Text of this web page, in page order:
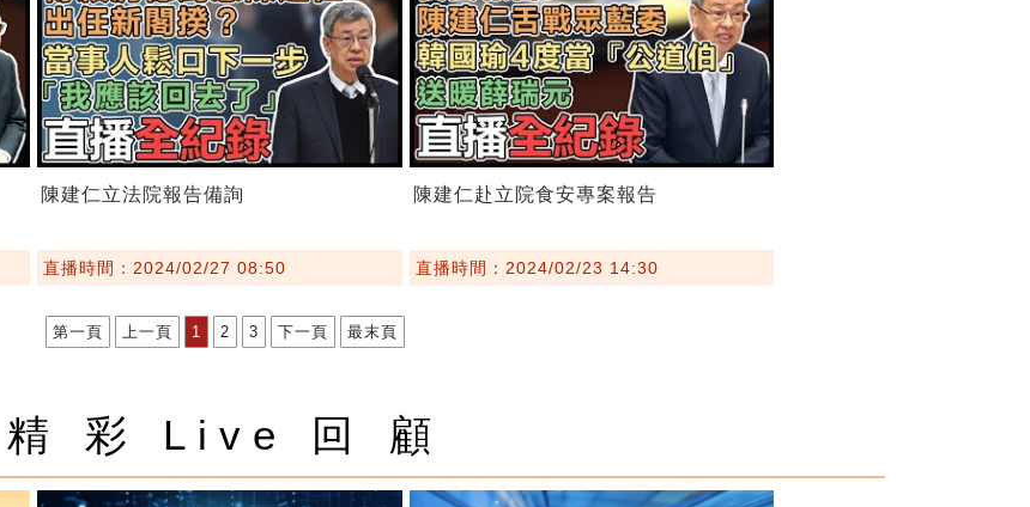
陳建仁立法院報告備詢
直播時間：2024/02/27 08:50
陳建仁赴立院食安專案報告
直播時間：2024/02/23 14:30
第一頁 上一頁 1 2 3 下一頁 最末頁
精 彩 Live 回 顧